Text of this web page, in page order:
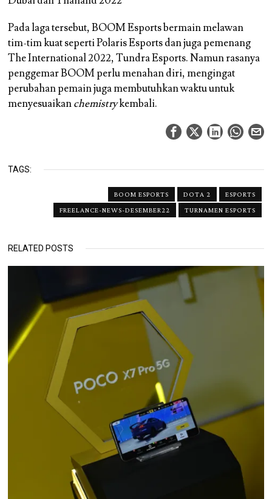
Pada laga tersebut, BOOM Esports bermain melawan
tim-tim kuat seperti Polaris Esports dan juga pemenang
The International 2022, Tundra Esports. Namun rasanya
penggemar BOOM perlu menahan diri, mengingat
perubahan pemain juga membutuhkan waktu untuk
menyesuaikanchemistrykembali.
TAGS:
BOOM ESPORTS DOTA 2
ESPORTS
FREELANCE-NEWS-DESEMBER22
TURNAMEN ESPORTS
RELATED POSTS